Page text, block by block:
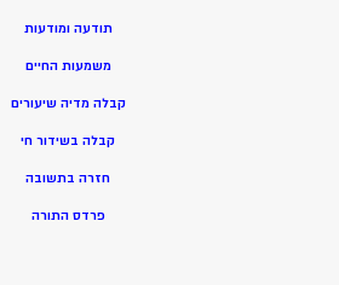
תודעה ומודעות
משמעות החיים
קבלה מדיה שיעורים
קבלה בשידור חי
חזרה בתשובה
פרדס התורה